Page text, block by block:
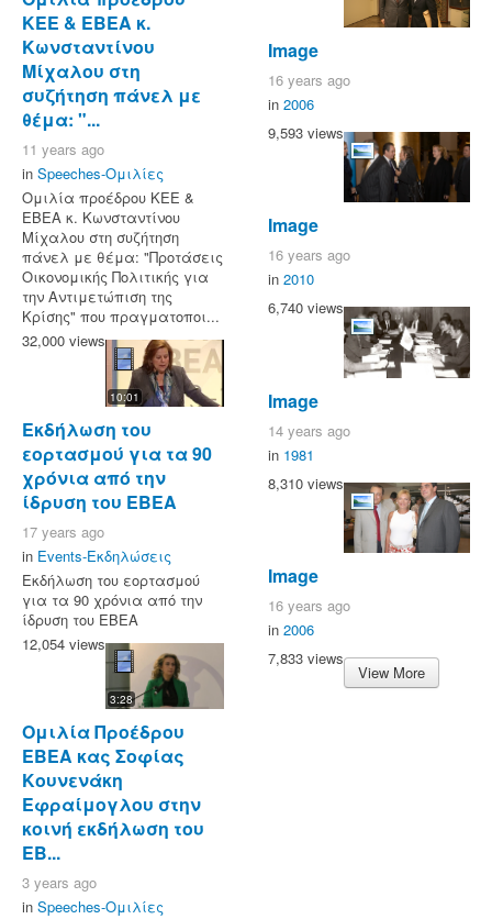
ΚΕΕ & ΕΒΕΑ κ.
Κωνσταντίνου
Μίχαλου στη
συζήτηση πάνελ με
θέμα: "...
11 years ago
in Speeches-Ομιλίες
Ομιλία προέδρου ΚΕΕ &
ΕΒΕΑ κ. Κωνσταντίνου
Μίχαλου στη συζήτηση
πάνελ με θέμα: "Προτάσεις
Οικονομικής Πολιτικής για
την Αντιμετώπιση της
Κρίσης" που πραγματοποι...
32,000 views
10:01
Εκδήλωση του
εορτασμού για τα 90
χρόνια από την
ίδρυση του ΕΒΕΑ
17 years ago
in Events-Εκδηλώσεις
Εκδήλωση του εορτασμού
για τα 90 χρόνια από την
ίδρυση του ΕΒΕΑ
12,054 views
3:28
Ομιλία Προέδρου
ΕΒΕΑ κας Σοφίας
Κουνενάκη
Εφραίμογλου στην
κοινή εκδήλωση του
ΕΒ...
3 years ago
in Speeches-Ομιλίες
Image
16 years ago
in 2006
9,593 views
Image
16 years ago
in 2010
6,740 views
Image
14 years ago
in 1981
8,310 views
Image
16 years ago
in 2006
7,833 views
View More